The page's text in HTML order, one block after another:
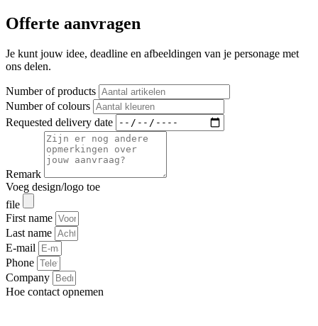
Offerte aanvragen
Je kunt jouw idee, deadline en afbeeldingen van je personage met
ons delen.
Number of products
Number of colours
Requested delivery date
Remark
Voeg design/logo toe
file
First name
Last name
E-mail
Phone
Company
Hoe contact opnemen